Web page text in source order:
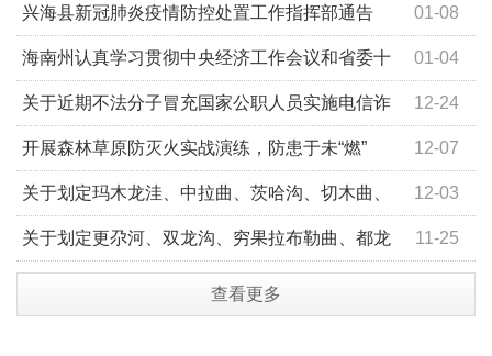
使命展现新作为 01-08
兴海县新冠肺炎疫情防控处置工作指挥部通告
01-04
海南州认真学习贯彻中央经济工作会议和省委十
三届九次全会精神 12-24
关于近期不法分子冒充国家公职人员实施电信诈
骗的通告 12-07
开展森林草原防灭火实战演练，防患于未“燃”
12-03
关于划定玛木龙洼、中拉曲、茨哈沟、切木曲、
沙珠玉河右支河、扎列里沟右支河、英得河等七条河流管
11-25
关于划定更尕河、双龙沟、穷果拉布勒曲、都龙
和多曲四条河流管理范围的通告
查看更多